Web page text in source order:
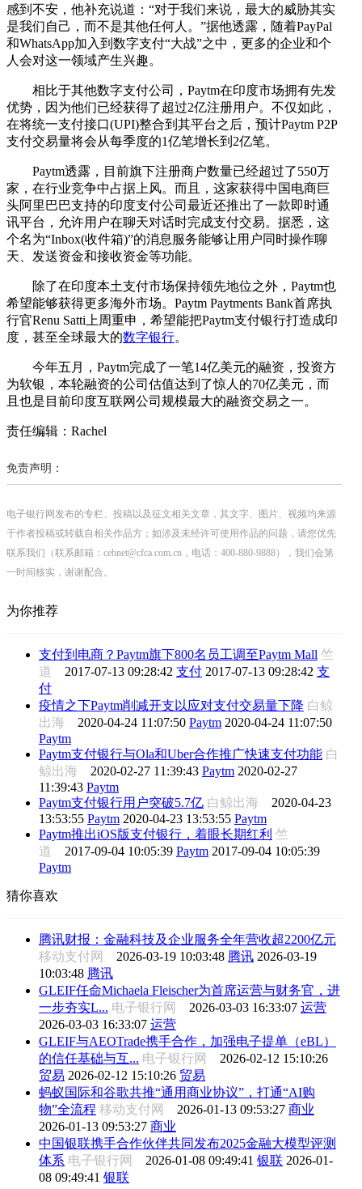
感到不安，他补充说道：“对于我们来说，最大的威胁其实
是我们自己，而不是其他任何人。”据他透露，随着PayPal
和WhatsApp加入到数字支付“大战”之中，更多的企业和个
人会对这一领域产生兴趣。
相比于其他数字支付公司，Paytm在印度市场拥有先发
优势，因为他们已经获得了超过2亿注册用户。不仅如此，
在将统一支付接口(UPI)整合到其平台之后，预计Paytm P2P
支付交易量将会从每季度的1亿笔增长到2亿笔。
Paytm透露，目前旗下注册商户数量已经超过了550万
家，在行业竞争中占据上风。而且，这家获得中国电商巨
头阿里巴巴支持的印度支付公司最近还推出了一款即时通
讯平台，允许用户在聊天对话时完成支付交易。据悉，这
个名为“Inbox(收件箱)”的消息服务能够让用户同时操作聊
天、发送资金和接收资金等功能。
除了在印度本土支付市场保持领先地位之外，Paytm也
希望能够获得更多海外市场。Paytm Paytments Bank首席执
行官Renu Satti上周重申，希望能把Paytm支付银行打造成印
度，甚至全球最大的数字银行。
今年五月，Paytm完成了一笔14亿美元的融资，投资方
为软银，本轮融资的公司估值达到了惊人的70亿美元，而
且也是目前印度互联网公司规模最大的融资交易之一。
责任编辑：Rachel
免责声明：
电子银行网发布的专栏、投稿以及征文相关文章，其文字、图片、视频均来源
于作者投稿或转载自相关作品方；如涉及未经许可使用作品的问题，请您优先
联系我们（联系邮箱：cebnet@cfca.com.cn，电话：400-880-9888），我们会第
一时间核实，谢谢配合。
为你推荐
支付到电商？Paytm旗下800名员工调至Paytm Mall 竺
道 2017-07-13 09:28:42 支付 2017-07-13 09:28:42 支
付
疫情之下Paytm削减开支以应对支付交易量下降 白鲸
出海 2020-04-24 11:07:50 Paytm 2020-04-24 11:07:50
Paytm
Paytm支付银行与Ola和Uber合作推广快速支付功能 白
鲸出海 2020-02-27 11:39:43 Paytm 2020-02-27
11:39:43 Paytm
Paytm支付银行用户突破5.7亿 白鲸出海 2020-04-23
13:53:55 Paytm 2020-04-23 13:53:55 Paytm
Paytm推出iOS版支付银行，着眼长期红利 竺
道 2017-09-04 10:05:39 Paytm 2017-09-04 10:05:39
Paytm
猜你喜欢
腾讯财报：金融科技及企业服务全年营收超2200亿元
移动支付网 2026-03-19 10:03:48 腾讯 2026-03-19
10:03:48 腾讯
GLEIF任命Michaela Fleischer为首席运营与财务官，进
一步夯实L... 电子银行网 2026-03-03 16:33:07 运营
2026-03-03 16:33:07 运营
GLEIF与AEOTrade携手合作，加强电子提单（eBL）
的信任基础与互... 电子银行网 2026-02-12 15:10:26
贸易 2026-02-12 15:10:26 贸易
蚂蚁国际和谷歌共推“通用商业协议”，打通“AI购
物”全流程 移动支付网 2026-01-13 09:53:27 商业
2026-01-13 09:53:27 商业
中国银联携手合作伙伴共同发布2025金融大模型评测
体系 电子银行网 2026-01-08 09:49:41 银联 2026-01-
08 09:49:41 银联